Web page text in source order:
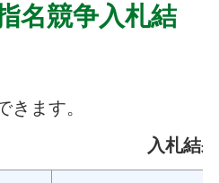
名競争入札結
ます。
入札結果